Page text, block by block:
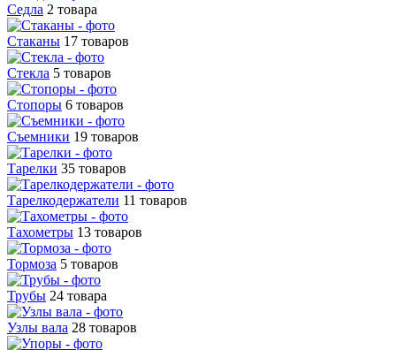
Седла 2 товара
Стаканы 17 товаров
Стекла 5 товаров
Стопоры 6 товаров
Съемники 19 товаров
Тарелки 35 товаров
Тарелкодержатели 11 товаров
Тахометры 13 товаров
Тормоза 5 товаров
Трубы 24 товара
Узлы вала 28 товаров